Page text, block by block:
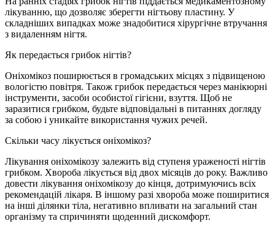
лікуванню, що дозволяє зберегти нігтьову пластину. У
складніших випадках може знадобитися хірургічне втручання
з видаленням нігтя.
Як передається грибок нігтів?
Оніхомікоз поширюється в громадських місцях з підвищеною
вологістю повітря. Також грибок передається через манікюрні
інструменти, засоби особистої гігієни, взуття. Щоб не
заразитися грибком, будьте відповідальні в питаннях догляду
за собою і уникайте використання чужих речей.
Скільки часу лікується оніхомікоз?
Лікування оніхомікозу залежить від ступеня ураженості нігтів
грибком. Хвороба лікується від двох місяців до року. Важливо
довести лікування оніхомікозу до кінця, дотримуючись всіх
рекомендацій лікаря. В іншому разі хвороба може поширитися
на інші ділянки тіла, негативно впливати на загальний стан
організму та спричиняти щоденний дискомфорт.